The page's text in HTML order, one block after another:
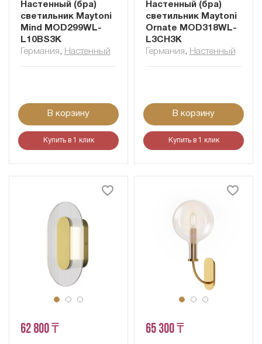
Настенный (бра)
светильник Maytoni
Mind MOD299WL-
L10BS3K
Германия , Настенный
В корзину
Купить в 1 клик
Настенный (бра)
светильник Maytoni
Ornate MOD318WL-
L3CH3K
Германия , Настенный
В корзину
Купить в 1 клик
62 800 ₸ 65 300 ₸